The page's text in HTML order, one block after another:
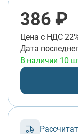
386 ₽
Цена с НДС
Дата
В наличии 10